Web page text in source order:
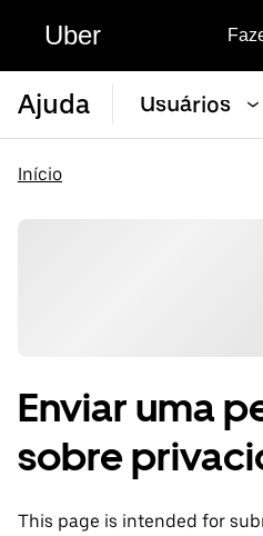
Uber
Ajuda Usuários
Início
Enviar uma
sobre
This page is intended for